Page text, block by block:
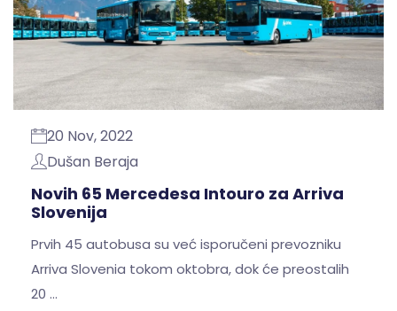
20 Nov, 2022
Dušan Beraja
Novih 65 Mercedesa Intouro za Arriva
Slovenija
Prvih 45 autobusa su već isporučeni prevozniku
Arriva Slovenia tokom oktobra, dok će preostalih
20 …